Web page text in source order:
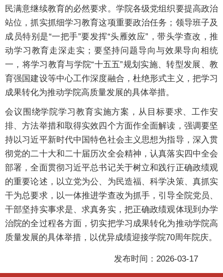
民满意继续教育的必然要求。学院各级党组织要提高政治
站位，抓实抓细学习教育这项重要政治任务；领导班子及
成员特别是“一把手”要发挥“头雁效应”，带头学查改，推
动学习教育走深走实；要坚持问题导向与效果导向相统
一，将学习教育与学院“十五五”规划实施、转型发展、教
育强国建设等中心工作深度融合，杜绝形式主义，把学习
成果转化为推动学院高质量发展的具体举措。
会议围绕学院学习教育实施方案，从目标要求、工作安
排、方法举措和取得实效四个方面作全面解读，强调要坚
持以习近平新时代中国特色社会主义思想为指导，深入贯
彻党的二十大和二十届历次全会精神，认真落实四中全会
部署，全面贯彻习近平总书记关于树立和践行正确政绩观
的重要论述，以立党为公、为民造福、科学决策、真抓实
干为总要求，以一体推进学查改为抓手，引导全院党员、
干部坚持实事求是、求真务实，把正确政绩观体现到办学
治院的全过程各方面，切实把学习成果转化为推动学院高
质量发展的具体举措，以优异成绩迎接学院70周年院庆。
发布时间：2026-03-17